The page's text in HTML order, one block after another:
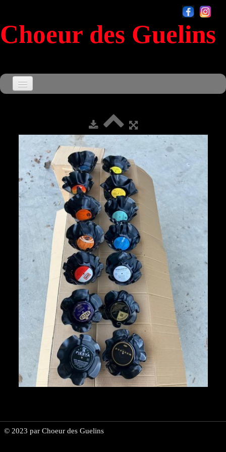
Choeur des Guelins
Le Choeur ▼
Souvenirs▼
Sensationnel
Contact
Espace membre ▼
© 2023 par Choeur des Guelins